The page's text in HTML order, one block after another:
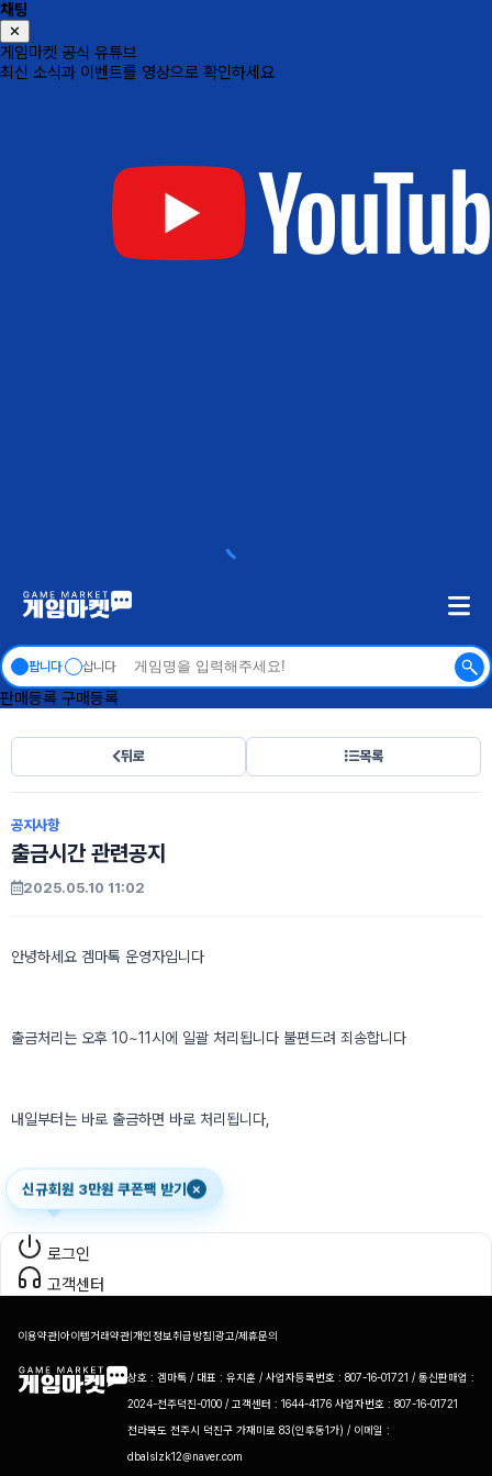
채팅
✕
게임마켓 공식 유튜브
최신 소식과 이벤트를 영상으로 확인하세요
팝니다 삽니다
판매등록 구매등록
뒤로 목록
공지사항
출금시간 관련공지
2025.05.10 11:02
안녕하세요 겜마톡 운영자입니다
출금처리는 오후 10~11시에 일괄 처리됩니다 불편드려 죄송합니다
내일부터는 바로 출금하면 바로 처리됩니다,
로그인
신규회원 3만원 쿠폰팩 받기 ×
고객센터
이용약관|아이템거래약관|개인정보취급방침|광고/제휴문의
상호 : 겜마톡 / 대표 : 유지훈 / 사업자등록번호 : 807-16-01721 / 통신판매업 :
2024-전주덕진-0100 / 고객센터 : 1644-4176 사업자번호 : 807-16-01721
전라북도 전주시 덕진구 가재미로 83(인후동1가) / 이메일 :
dbalslzk12@naver.com